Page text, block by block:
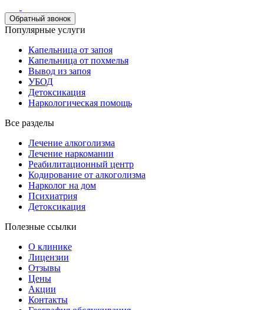
Обратный звонок
Популярные услуги
Капельница от запоя
Капельница от похмелья
Вывод из запоя
УБОД
Детоксикация
Наркологическая помощь
Все разделы
Лечение алкоголизма
Лечение наркомании
Реабилитационный центр
Кодирование от алкоголизма
Нарколог на дом
Психиатрия
Детоксикация
Полезные ссылки
О клинике
Лицензии
Отзывы
Цены
Акции
Контакты